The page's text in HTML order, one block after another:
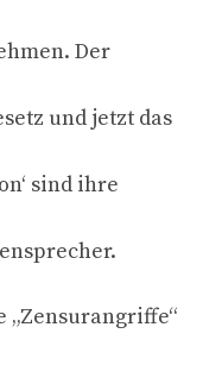
Der
und jetzt das
sind ihre
„Zensurangriffe“